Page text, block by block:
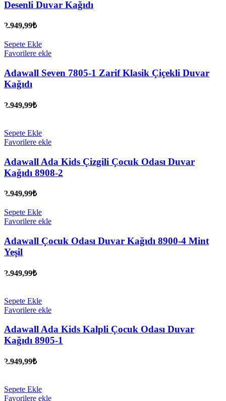
Desenli Duvar Kağıdı
2.949,99₺
Sepete Ekle
Favorilere ekle
Adawall Seven 7805-1 Zarif Klasik Çiçekli Duvar
Kağıdı
2.949,99₺
Sepete Ekle
Favorilere ekle
Adawall Ada Kids Çizgili Çocuk Odası Duvar
Kağıdı 8908-2
2.949,99₺
Sepete Ekle
Favorilere ekle
Adawall Çocuk Odası Duvar Kağıdı 8900-4 Mint
Yeşil
2.949,99₺
Sepete Ekle
Favorilere ekle
Adawall Ada Kids Kalpli Çocuk Odası Duvar
Kağıdı 8905-1
2.949,99₺
Sepete Ekle
Favorilere ekle